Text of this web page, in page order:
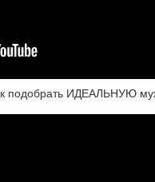
ИДЕАЛЬНУЮ